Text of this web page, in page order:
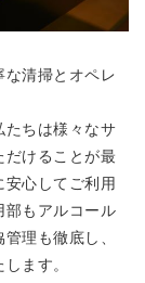
な清掃とオペレ
たちは様々なサ
だけることが最
心してご利用
部もアルコール
理も徹底し、
ます。